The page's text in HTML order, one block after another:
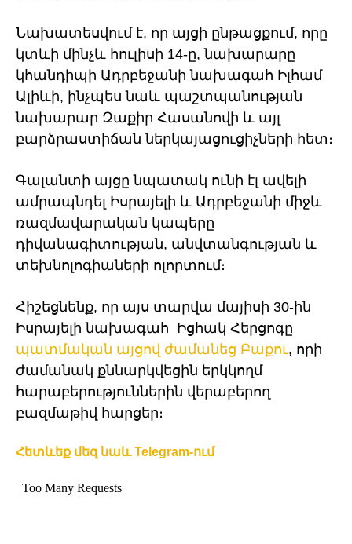
Նախատեսվում է, որ այցի ընթացքում, որը
կտևի մինչև հուլիսի 14-ը, նախարարը
կհանդիպի Ադրբեջանի նախագահ Իլհամ
Ալիևի, ինչպես նաև պաշտպանության
նախարար Զաքիր Հասանովի և այլ
բարձրաստիճան ներկայացուցիչների հետ։
Գալանտի այցը նպատակ ունի էլ ավելի
ամրապնդել Իսրայելի և Ադրբեջանի միջև
ռազմավարական կապերը
դիվանագիտության, անվտանգության և
տեխնոլոգիաների ոլորտում։
Հիշեցնենք, որ այս տարվա մայիսի 30-ին
Իսրայելի նախագահ Իցհակ Հերցոգը
պատմական այցով ժամանեց Բաքու, որի
ժամանակ քննարկվեցին երկկողմ
հարաբերություններին վերաբերող
բազմաթիվ հարցեր։
Հետևեք մեզ նաև Telegram-ում